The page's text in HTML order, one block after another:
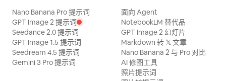
Nano Banana Pro 提示词
GPT Image 2 提示词
Seedance 2.0 提示词
GPT Image 1.5 提示词
Seedream 4.5 提示词
Gemini 3 Pro 提示词
面向 Agent
NotebookLM 替代品
GPT Image 2 幻灯片
Markdown 转 𝕏 文章
Nano Banana 2 与 Pro 对比
AI 修图工具
照片提示词